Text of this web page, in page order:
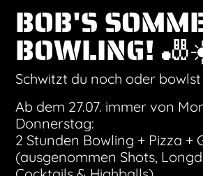
Großleinwand!
Wir werfen den Pizzaofen an,
und freuen uns auf einen richtig
American Football Sonntag mit
👉Der Eintritt ist frei – wir
einen Tisch zu reservieren! 👈
BOB'S
BOWLING!
Schwitzt du noch oder
Ab dem 27.07. immer von
Donnerstag:
2 Stunden Bowling + Pizza +
(ausgenommen Shots,